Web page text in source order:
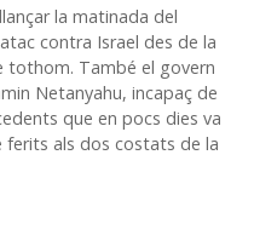
la matinada del
contra Israel des de la
tothom. També el govern
Netanyahu, incapaç de
que en pocs dies va
ferits als dos costats de la